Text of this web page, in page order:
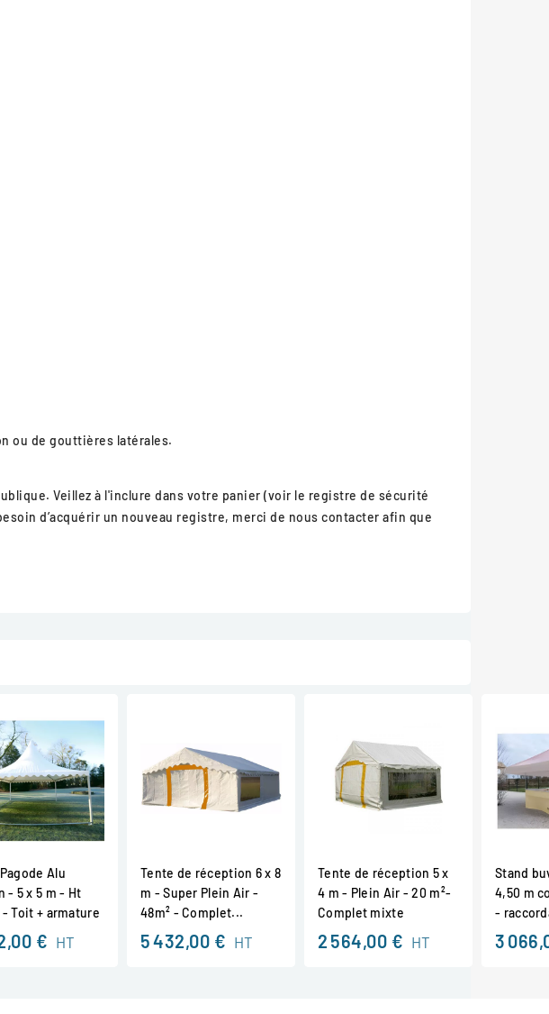
ou de gouttières latérales.
Veillez à l'inclure dans votre panier (voir le registre de sécurité
d’acquérir un nouveau registre, merci de nous contacter afin que
Alu
- 5 x 5 m - Ht
Toit + armature
€ HT
Tente de réception 6 x 8
m - Super Plein Air -
48m² - Complet...
5 432,00 € HT
Tente de réception 5 x
4 m - Plein Air - 20 m²-
Complet mixte
2 564,00 € HT
Stand
4,50 m
-
3